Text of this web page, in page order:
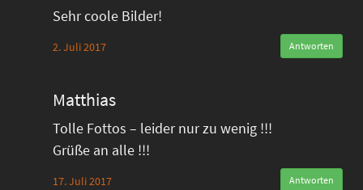
Sehr coole Bilder!
2. Juli 2017 Antworten
Matthias
Tolle Fottos – leider nur zu wenig !!!
Grüße an alle !!!
17. Juli 2017 Antworten